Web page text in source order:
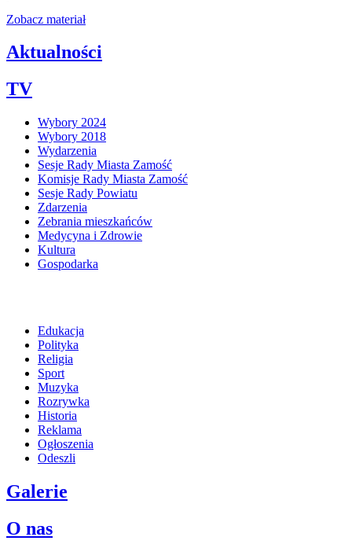
Zobacz materiał
Aktualności
TV
Wybory 2024
Wybory 2018
Wydarzenia
Sesje Rady Miasta Zamość
Komisje Rady Miasta Zamość
Sesje Rady Powiatu
Zdarzenia
Zebrania mieszkańców
Medycyna i Zdrowie
Kultura
Gospodarka
Edukacja
Polityka
Religia
Sport
Muzyka
Rozrywka
Historia
Reklama
Ogłoszenia
Odeszli
Galerie
O nas